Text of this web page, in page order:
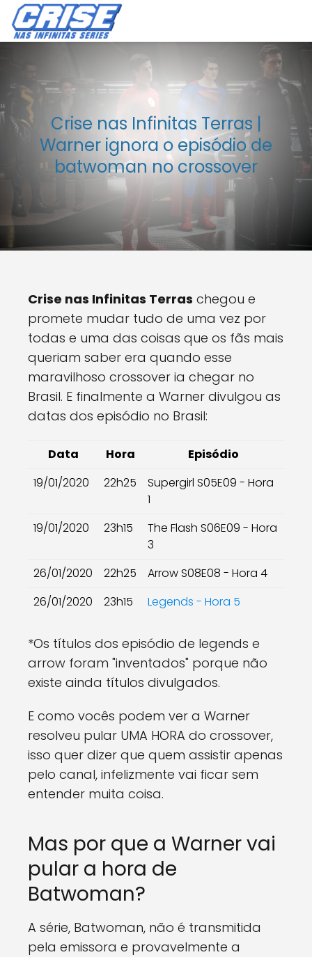
Crise nas Infinitas Terras |
Warner ignora o episódio de
batwoman no crossover
Crise nas Infinitas Terras chegou e
promete mudar tudo de uma vez por
todas e uma das coisas que os fãs mais
queriam saber era quando esse
maravilhoso crossover ia chegar no
Brasil. E finalmente a Warner divulgou as
datas dos episódio no Brasil:
Data Hora
Episódio
19/01/2020
22h25
Supergirl S05E09 - Hora
1
19/01/2020
23h15
The Flash S06E09 - Hora
3
26/01/2020
22h25
Arrow S08E08 - Hora 4
26/01/2020
23h15 Legends - Hora 5
*Os títulos dos episódio de legends e
arrow foram "inventados" porque não
existe ainda títulos divulgados.
E como vocês podem ver a Warner
resolveu pular UMA HORA do crossover,
isso quer dizer que quem assistir apenas
pelo canal, infelizmente vai ficar sem
entender muita coisa.
Mas por que a Warner vai
pular a hora de
Batwoman?
A série, Batwoman, não é transmitida
pela emissora e provavelmente a